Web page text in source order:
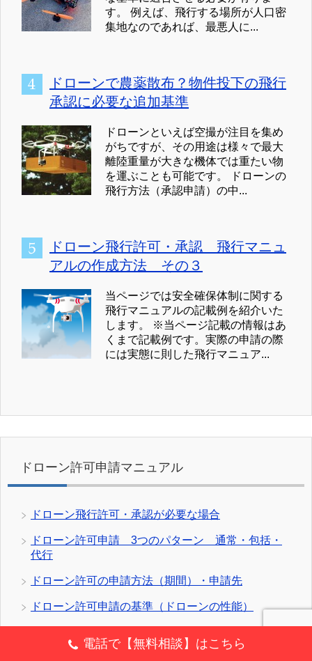
す。 例えば、飛行する場所が人口密
集地なのであれば、最悪人に...
ドローンで農薬散布？物件投下の飛行
承認に必要な追加基準
ドローンといえば空撮が注目を集め
がちですが、その用途は様々で最大
離陸重量が大きな機体では重たい物
を運ぶことも可能です。 ドローンの
飛行方法（承認申請）の中...
ドローン飛行許可・承認 飛行マニュ
アルの作成方法 その３
当ページでは安全確保体制に関する
飛行マニュアルの記載例を紹介いた
します。 ※当ページ記載の情報はあ
くまで記載例です。実際の申請の際
には実態に則した飛行マニュア...
ドローン許可申請マニュアル
ドローン飛行許可・承認が必要な場合
ドローン許可申請 3つのパターン 通常・包括・
代行
ドローン許可の申請方法（期間）・申請先
ドローン許可申請の基準（ドローンの性能）
電話で【無料相談】はこちら